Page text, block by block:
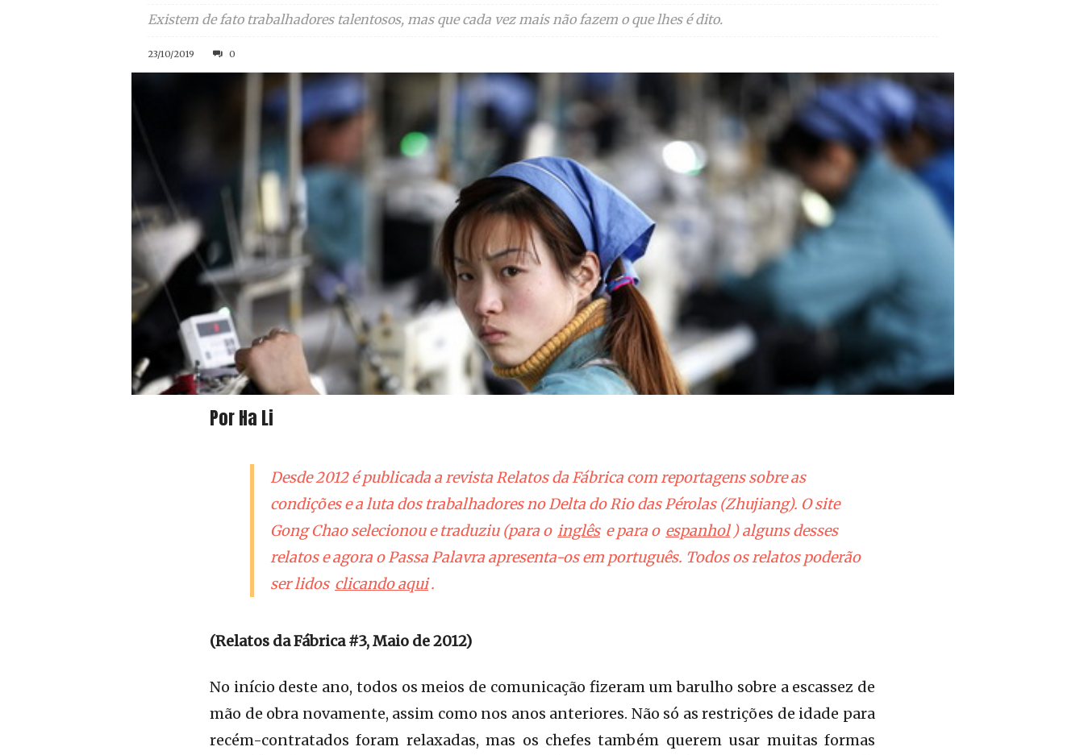
Existem de fato trabalhadores talentosos, mas que cada vez mais não fazem o que lhes é dito.
23/10/2019 0
Por Ha Li
Desde 2012 é publicada a revista Relatos da Fábrica com reportagens sobre as
condições e a luta dos trabalhadores no Delta do Rio das Pérolas (Zhujiang). O site
Gong Chao selecionou e traduziu (para o inglês e para o espanhol ) alguns desses
relatos e agora o Passa Palavra apresenta-os em português. Todos os relatos poderão
ser lidos clicando aqui.
(Relatos da Fábrica #3, Maio de 2012)
No início deste ano, todos os meios de comunicação fizeram um barulho sobre a escassez de
mão de obra novamente, assim como nos anos anteriores. Não só as restrições de idade para
recém-contratados foram relaxadas, mas os chefes também querem usar muitas formas